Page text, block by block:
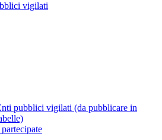
vigilati
pubblici vigilati (da pubblicare in